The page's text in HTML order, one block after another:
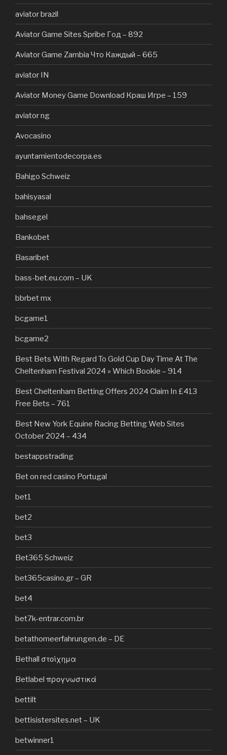
aviator brazil
Aviator Game Sites Spribe Год – 892
Aviator Game Zambia Что Каждый – 665
aviator IN
Aviator Money Game Download Краш Игре – 159
aviator ng
Avocasino
ayuntamientodecorpa.es
Bahigo Schweiz
bahisyasal
bahsegel
Bankobet
Basaribet
bass-bet.eu.com – UK
bbrbet mx
bcgame1
bcgame2
Best Bets With Regard To Gold Cup Day Time At The
Cheltenham Festival 2024 » Which Bookie – 914
Best Cheltenham Betting Offers 2024 Claim In £413
Free Bets – 761
Best New York Equine Racing Betting Web Sites
October 2024 – 434
bestappstrading
Bet on red casino Portugal
bet1
bet2
bet3
Bet365 Schweiz
bet365casino.gr – GR
bet4
bet7k-entrar.com.br
betathomeerfahrungen.de – DE
Bethall στοίχημα
Betlabel προγνωστικά
bettilt
bettisistersites.net – UK
betwinner1